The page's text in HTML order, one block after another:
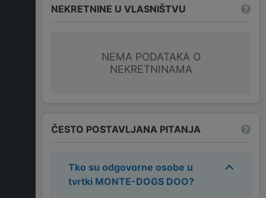
NEKRETNINE U VLASNIŠTVU
NEMA PODATAKA O
NEKRETNINAMA
ČESTO POSTAVLJANA PITANJA
Tko su odgovorne osobe u
tvrtki MONTE-DOGS DOO?